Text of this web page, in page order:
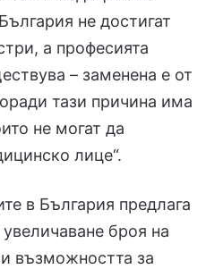
не достигат
а професията
– заменена е от
тази причина има
не могат да
лице“.
в България предлага
броя на
възможността за